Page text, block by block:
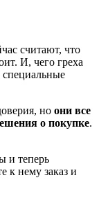
считают, что
И, чего греха
специальные
но они все
о покупке.
и теперь
к нему заказ и